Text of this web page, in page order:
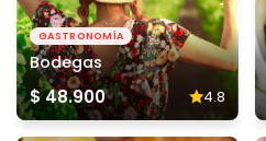
GASTRONOMÍA
Bodegas
$ 48.900 4.8